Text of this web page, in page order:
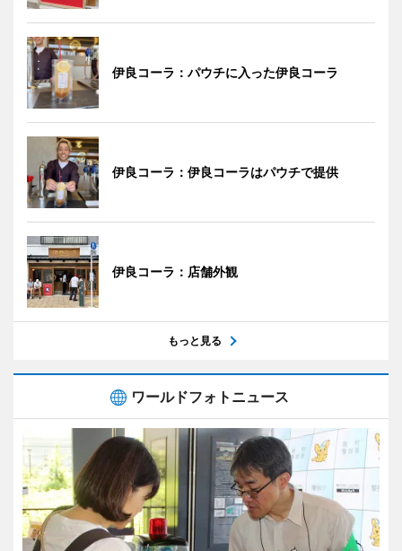
伊良コーラ：パウチに入った伊良コーラ
伊良コーラ：伊良コーラはパウチで提供
伊良コーラ：店舗外観
もっと見る
ワールドフォトニュース